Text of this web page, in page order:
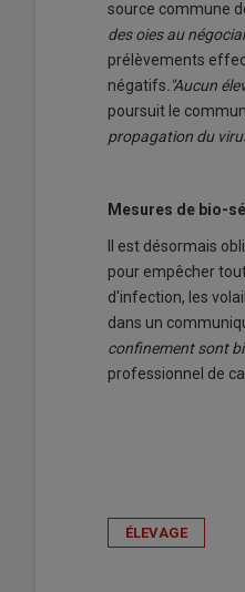
source commune
des oies au
prélèvements
négatifs ."Aucun
poursuit le
propagation du
Mesures de bio-
Il est désormais
pour empêcher
d'infection, les
dans un
confinement sont
professionnel de
ÉLEVAGE